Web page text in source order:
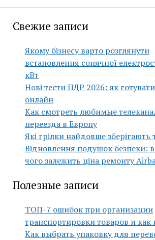
Свежие записи
Якому бізнесу варто розглянути
встановлення сонячної
кВт
Нові тести ПДР 2026: як
онлайн
Как смотреть любимые
переезда в Европу
Які грілки найдовше зберігають
Відновлення подушок безпеки:
чого залежить ціна ремонту
Полезные записи
ТОП-7 ошибок при организации
транспортировки товаров и как
Как выбрать упаковку для